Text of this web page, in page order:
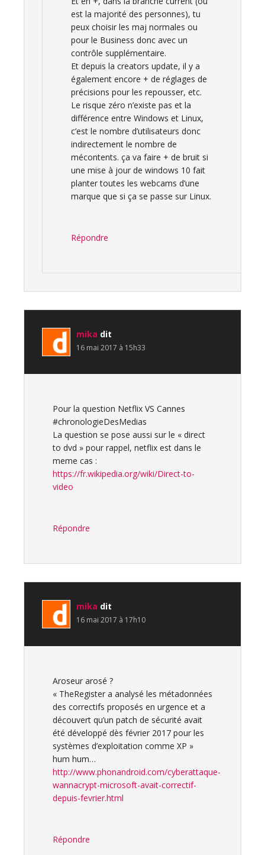
est la majorité des personnes), tu
peux choisir les maj normales ou
pour le Business donc avec un
contrôle supplémentaire.
Et depuis la creators update, il y a
également encore + de réglages de
précisions pour les repousser, etc.
Le risque zéro n’existe pas et la
différence entre Windows et Linux,
c’est le nombre d’utilisateurs donc
indirectement le nombre de
mécontents. ça va faire + de bruit si
une mise à jour de windows 10 fait
planter toutes les webcams d’une
marque que si ça se passe sur Linux.
Répondre
mika dit
16 mai 2017 à 15h33
Pour la question Netflix VS Cannes
#chronologieDesMedias
La question se pose aussi sur le « direct
to dvd » pour rappel, netflix est dans le
meme cas :
https://fr.wikipedia.org/wiki/Direct-to-
video
Répondre
mika dit
16 mai 2017 à 17h10
Aroseur arosé ?
« TheRegister a analysé les métadonnées
des correctifs proposés en urgence et a
découvert qu’un patch de sécurité avait
été développé dès février 2017 pour les
systèmes d’exploitation comme XP »
hum hum…
http://www.phonandroid.com/cyberattaque-
wannacrypt-microsoft-avait-correctif-
depuis-fevrier.html
Répondre